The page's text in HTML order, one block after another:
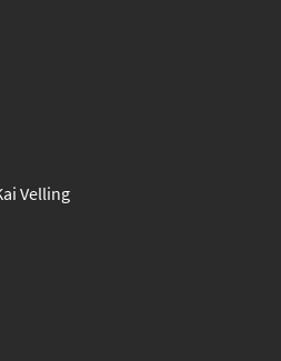
Velling